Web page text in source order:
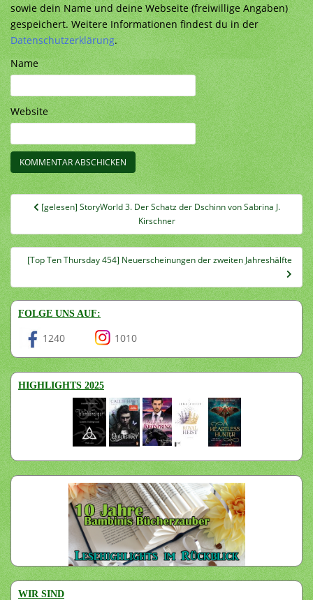
sowie dein Name und deine Webseite (freiwillige Angaben)
gespeichert. Weitere Informationen findest du in der
Datenschutzerklärung.
Name
Website
Beitragsnavigation
[gelesen] StoryWorld 3. Der Schatz der Dschinn von Sabrina J.
Kirschner
[Top Ten Thursday 454] Neuerscheinungen der zweiten Jahreshälfte
FOLGE UNS AUF:
1240 1010
HIGHLIGHTS 2025
WIR SIND